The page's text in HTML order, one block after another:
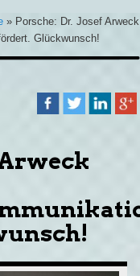
» Porsche: Dr. Josef Arweck
Glückwunsch!